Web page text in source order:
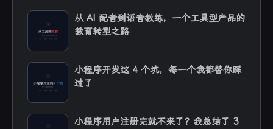
从 AI 配音到语音教练，一个工具型产品的
教育转型之路
小程序开发这 4 个坑，每一个我都替你踩
过了
小程序用户注册完就不来了？我总结了 3